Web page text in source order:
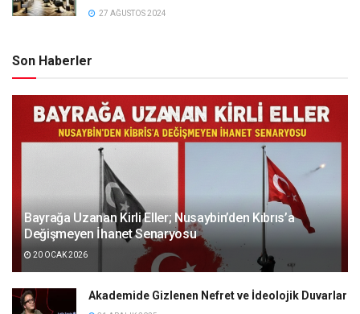
27 AĞUSTOS 2024
Son Haberler
Bayrağa Uzanan Kirli Eller; Nusaybin’den Kıbrıs’a
Değişmeyen İhanet Senaryosu
20 OCAK 2026
Akademide Gizlenen Nefret ve İdeolojik Duvarlar